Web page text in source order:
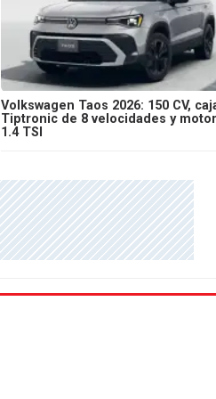
Volkswagen Taos 2026: 150 CV,
Tiptronic de 8 velocidades y motor
1.4 TSI